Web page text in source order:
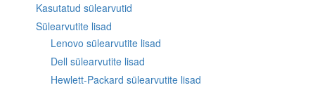
Kasutatud sülearvutid
Sülearvutite lisad
Lenovo sülearvutite lisad
Dell sülearvutite lisad
Hewlett-Packard sülearvutite lisad